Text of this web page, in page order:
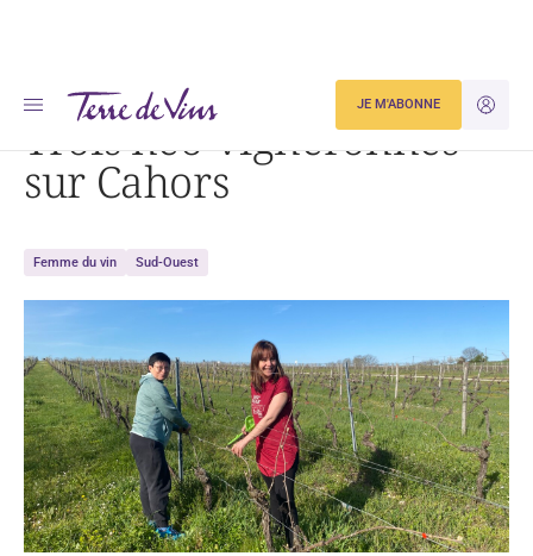
JE
JE M'ABONNE
Accueil Actualités Trois néo-vigneronnes sur Cahors
Trois néo-vigneronnes
sur Cahors
Femme du vin Sud-Ouest